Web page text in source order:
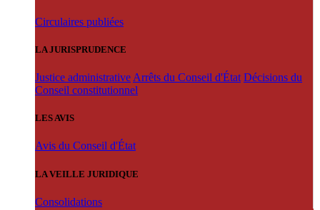
Circulaires publiées
LA JURISPRUDENCE
Justice administrative Arrêts du Conseil d'État Décisions du
Conseil constitutionnel
LES AVIS
Avis du Conseil d'État
LA VEILLE JURIDIQUE
Consolidations